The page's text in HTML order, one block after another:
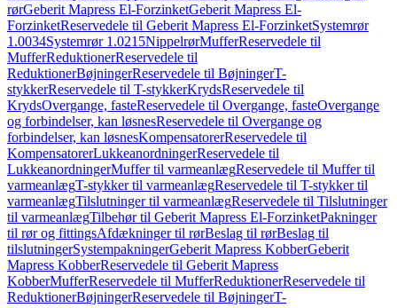
rørGeberit Mapress El-ForzinketGeberit Mapress El-
ForzinketReservedele til Geberit Mapress El-ForzinketSystemrør
1.0034Systemrør 1.0215NippelrørMufferReservedele til
MufferReduktionerReservedele til
ReduktionerBøjningerReservedele til BøjningerT-
stykkerReservedele til T-stykkerKrydsReservedele til
KrydsOvergange, fasteReservedele til Overgange, fasteOvergange
og forbindelser, kan løsnesReservedele til Overgange og
forbindelser, kan løsnesKompensatorerReservedele til
KompensatorerLukkeanordningerReservedele til
LukkeanordningerMuffer til varmeanlægReservedele til Muffer til
varmeanlægT-stykker til varmeanlægReservedele til T-stykker til
varmeanlægTilslutninger til varmeanlægReservedele til Tilslutninger
til varmeanlægTilbehør til Geberit Mapress El-ForzinketPakninger
til rør og fittingsAfdækninger til rørBeslag til rørBeslag til
tilslutningerSystempakningerGeberit Mapress KobberGeberit
Mapress KobberReservedele til Geberit Mapress
KobberMufferReservedele til MufferReduktionerReservedele til
ReduktionerBøjningerReservedele til BøjningerT-